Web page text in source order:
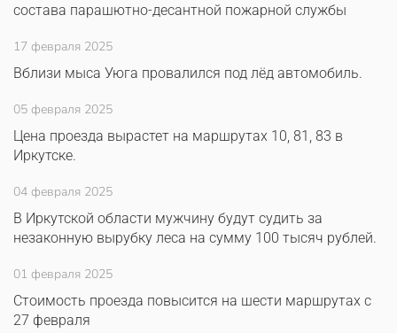
состава парашютно-десантной пожарной службы
17 февраля 2025
Вблизи мыса Уюга провалился под лёд автомобиль.
05 февраля 2025
Цена проезда вырастет на маршрутах 10, 81, 83 в
Иркутске.
04 февраля 2025
В Иркутской области мужчину будут судить за
незаконную вырубку леса на сумму 100 тысяч рублей.
01 февраля 2025
Стоимость проезда повысится на шести маршрутах с
27 февраля